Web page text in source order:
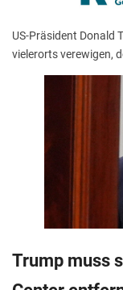
US-Präsident Donald
vielerorts verewigen,
Trump muss